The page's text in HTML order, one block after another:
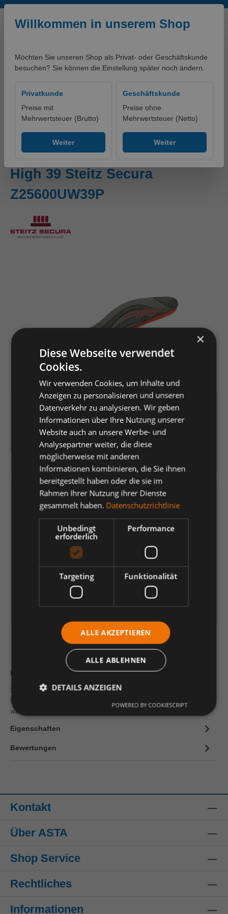
Zum Hauptinhalt springen
Willkommen in unserem Shop
Möchten Sie unseren Shop als Privat- oder Geschäftskunde
besuchen? Sie können die Einstellung später noch ändern.
Privatkunde
Preise mit
Mehrwertsteuer (Brutto)
Weiter
Geschäftskunde
Preise ohne
Mehrwertsteuer (Netto)
Weiter
Einlage ORTHO-SOFT ESD
High 39 Steitz Secura
Z25600UW39P
Hersteller:
Louis Steitz Secura
GmbH + Co. KG
Artikelnummer:
147692
4044348387276
Herstellernummer: Z25600UW39P
Versandfertig in 11 Tagen, Lieferzeit 1-3 Tage
21,77 €*
Anzahl verringern Anzahl erhöhen
In den Warenkorb
Artikelinformationen herunterladen
Beschreibung
Steitz Secura Z25600UW39P Einlage ORTHO-SOFT ESD
High 39 Fußformgerechte Einlegesohle mit individuell
wählbarer Unterstützun…
Eigenschaften
Bewertungen
Kontakt
Über ASTA
Shop Service
Rechtliches
Informationen
×
Diese Webseite verwendet
Cookies.
Wir verwenden Cookies, um Inhalte und
Anzeigen zu personalisieren und unseren
Datenverkehr zu analysieren. Wir geben
Informationen über Ihre Nutzung unserer
Website auch an unsere Werbe- und
Analysepartner weiter, die diese
möglicherweise mit anderen
Informationen kombinieren, die Sie ihnen
bereitgestellt haben oder die sie im
Rahmen Ihrer Nutzung ihrer Dienste
gesammelt haben. Datenschutzrichtlinie
Unbedingt
erforderlich
Performance
Targeting Funktionalität
ALLE AKZEPTIEREN
ALLE ABLEHNEN
DETAILS ANZEIGEN
POWERED BY COOKIESCRIPT